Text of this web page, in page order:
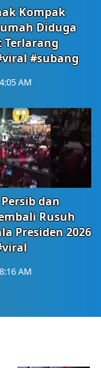
Kompak
Diduga
Terlarang
#subang
AM
dan
Rusuh
Presiden 2026
AM